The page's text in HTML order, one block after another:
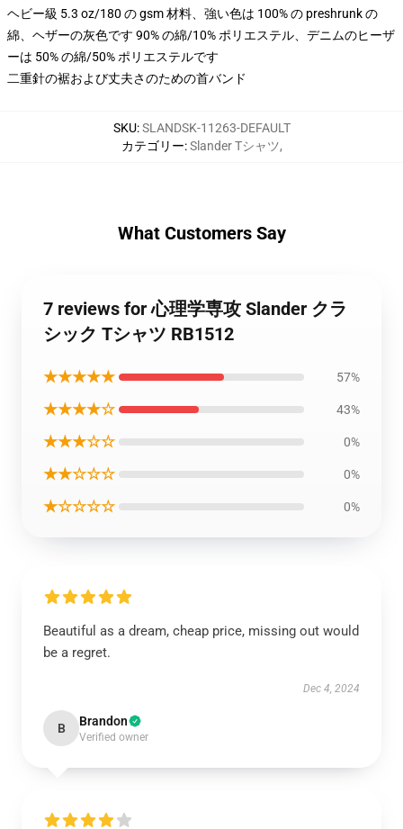
ヘビー級 5.3 oz/180 の gsm 材料、強い色は 100% の preshrunk の
綿、ヘザーの灰色です 90% の綿/10% ポリエステル、デニムのヒーザ
ーは 50% の綿/50% ポリエステルです
二重針の裾および丈夫さのための首バンド
SKU:SLANDSK-11263-DEFAULT
カテゴリー:Slander Tシャツ,
What Customers Say
7 reviews for 心理学専攻 Slander クラ
シック Tシャツ RB1512
★★★★★ 57%
★★★★☆ 43%
★★★☆☆ 0%
★★☆☆☆ 0%
★☆☆☆☆ 0%
Beautiful as a dream, cheap price, missing out would
be a regret.
Dec 4, 2024
B Brandon
Verified owner